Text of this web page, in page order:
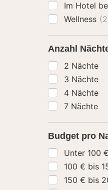
Im Hotel
Wellness
Anzahl
2 Nächte
3 Nächte
4 Nächte
7 Nächte
Budget pro
Unter 100 €